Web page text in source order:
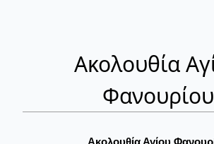
Ακολουθία
Φανουρίου
Ακολουθία Αγίου